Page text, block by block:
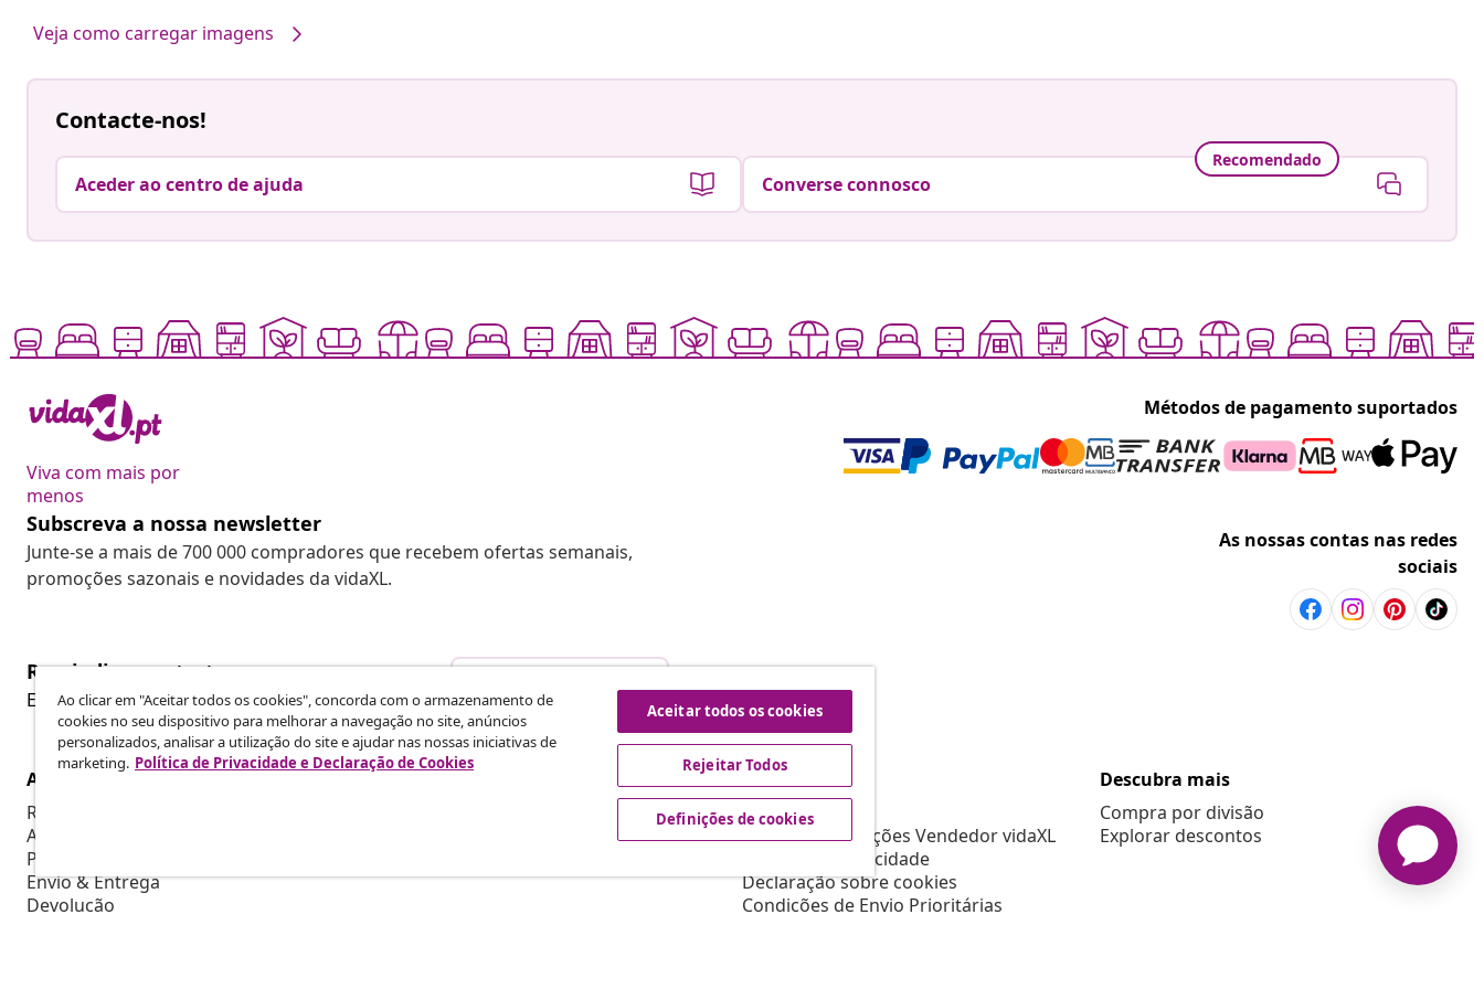
Veja como carregar imagens
Contacte-nos!
Aceder ao centro de ajuda
Recomendado
Converse connosco
Viva com mais por
menos
Métodos de pagamento suportados
Subscreva a nossa newsletter
Junte-se a mais de 700 000 compradores que recebem ofertas semanais,
promoções sazonais e novidades da vidaXL.
As nossas contas nas redes
sociais
Rescindir o contrato
Envie um pedido de rescisão da sua encomenda.
Rescindir o contrato
Atendimento ao cliente
Rastreie a sua encomenda
A minha conta
Pagamento
Envio & Entrega
Devolução
vidaXL
Sobre vidaXL
Termos e Condições Vendedor vidaXL
Política de privacidade
Declaração sobre cookies
Condições de Envio Prioritárias
Descubra mais
Compra por divisão
Explorar descontos
Ao clicar em "Aceitar todos os cookies", concorda com o armazenamento de
cookies no seu dispositivo para melhorar a navegação no site, anúncios
personalizados, analisar a utilização do site e ajudar nas nossas iniciativas de
marketing. Política de Privacidade e Declaração de Cookies
Aceitar todos os cookies
Rejeitar Todos
Definições de cookies